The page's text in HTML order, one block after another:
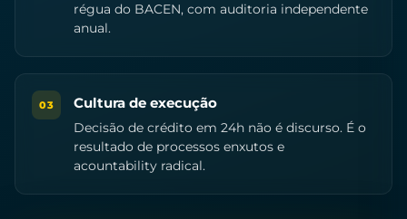
régua do BACEN, com auditoria independente
anual.
03 Cultura de execução
Decisão de crédito em 24h não é discurso. É o
resultado de processos enxutos e
acountability radical.